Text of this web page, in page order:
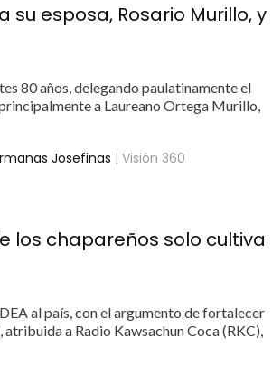
esposa, Rosario Murillo, y
80 años, delegando paulatinamente el
a Laureano Ortega Murillo,
Josefinas | Visión 360
los chapareños solo cultiva
al país, con el argumento de fortalecer
a Radio Kawsachun Coca (RKC),